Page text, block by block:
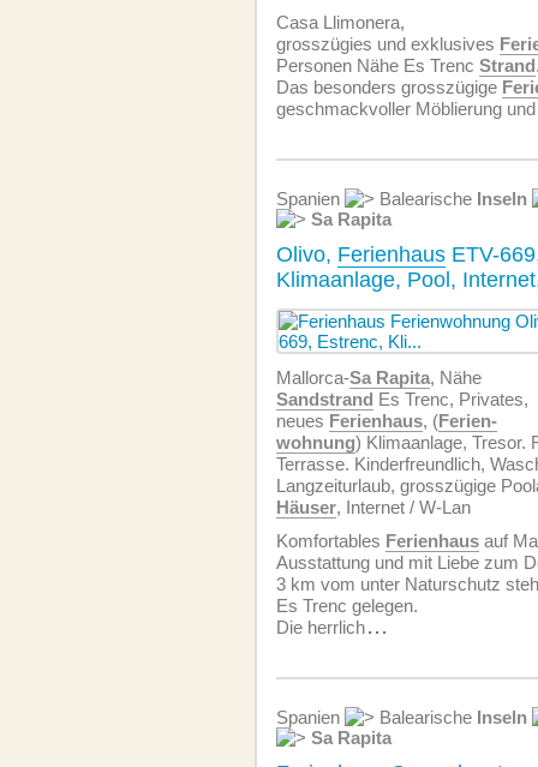
Casa Llimonera,
grosszügies und exklusives
Personen Nähe Es Trenc Strand
Das besonders grosszügige
geschmackvoller Möblierung
Spanien Balearische Inseln
Sa Rapita
Olivo, Ferienhaus ETV-
Klimaanlage, Pool,
Mallorca-Sa Rapita, Nähe
Sandstrand Es Trenc, Privates,
neues Ferienhaus, (Ferien­
wohnung) Klimaanlage, Tresor.
Terrasse. Kinderfreundlich,
Langzeiturlaub, grosszügige
Häuser, Internet / W-Lan
Komfortables Ferienhaus auf
Ausstattung und mit Liebe zum
3 km vom unter Naturschutz
Es Trenc gelegen.
Die herrlich...
Spanien Balearische Inseln
Sa Rapita